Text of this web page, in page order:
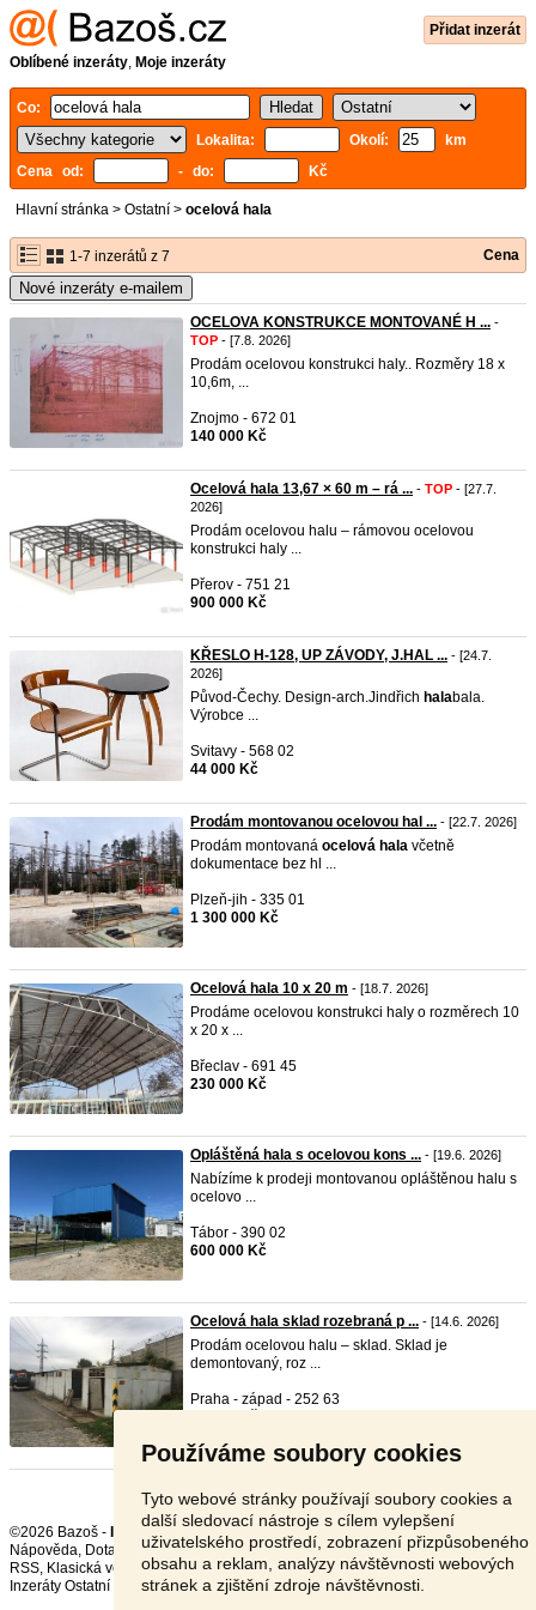
Používáme soubory cookies
Tyto webové stránky používají soubory cookies a
další sledovací nástroje s cílem vylepšení
uživatelského prostředí, zobrazení přizpůsobeného
obsahu a reklam, analýzy návštěvnosti webových
stránek a zjištění zdroje návštěvnosti.
Přidat inzerát
Oblíbené inzeráty, Moje inzeráty
Co:
Lokalita:
Okolí:
km
Cena od:
- do: Kč
Hlavní stránka > Ostatní > ocelová hala
1-7 inzerátů z 7 Cena
Nové inzeráty e-mailem
OCELOVA KONSTRUKCE MONTOVANÉ H ... -
TOP - [7.8. 2026]
Prodám ocelovou konstrukci haly.. Rozměry 18 x
10,6m, ...
Znojmo - 672 01
140 000 Kč
Ocelová hala 13,67 × 60 m – rá ... - TOP - [27.7.
2026]
Prodám ocelovou halu – rámovou ocelovou
konstrukci haly ...
Přerov - 751 21
900 000 Kč
KŘESLO H-128, UP ZÁVODY, J.HAL ... - [24.7.
2026]
Původ-Čechy. Design-arch.Jindřich halabala.
Výrobce ...
Svitavy - 568 02
44 000 Kč
Prodám montovanou ocelovou hal ... - [22.7. 2026]
Prodám montovaná ocelová hala včetně
dokumentace bez hl ...
Plzeň-jih - 335 01
1 300 000 Kč
Ocelová hala 10 x 20 m - [18.7. 2026]
Prodáme ocelovou konstrukci haly o rozměrech 10
x 20 x ...
Břeclav - 691 45
230 000 Kč
Opláštěná hala s ocelovou kons ... - [19.6. 2026]
Nabízíme k prodeji montovanou opláštěnou halu s
ocelovo ...
Tábor - 390 02
600 000 Kč
Ocelová hala sklad rozebraná p ... - [14.6. 2026]
Prodám ocelovou halu – sklad. Sklad je
demontovaný, roz ...
Praha - západ - 252 63
©2026 Bazoš -
Inzerce, Bazar
Nápověda, Dotazy Hodnocení,Kontakt,Reklama,Podmínky Ochrana údajů,
RSS,
Inzeráty Ostatní celkem:151136 , za 24 hodin:3742